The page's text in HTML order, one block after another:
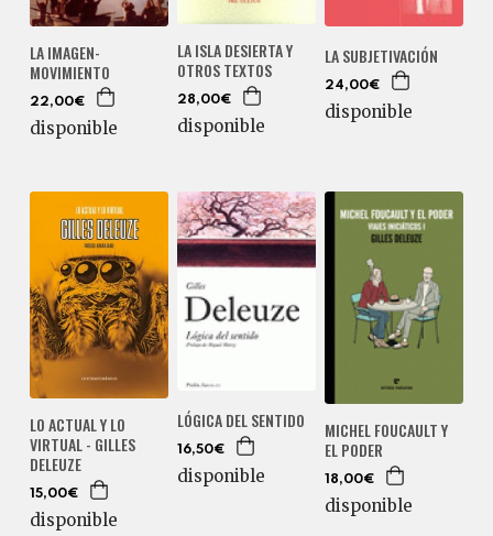
LA IMAGEN-
MOVIMIENTO
22,00€
disponible
LA ISLA DESIERTA Y
OTROS TEXTOS
28,00€
disponible
LA SUBJETIVACIÓN
24,00€
disponible
LO ACTUAL Y LO
VIRTUAL - GILLES
DELEUZE
15,00€
disponible
LÓGICA DEL SENTIDO
16,50€
disponible
MICHEL FOUCAULT Y
EL PODER
18,00€
disponible